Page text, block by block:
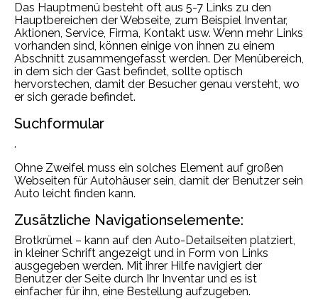
Das Hauptmenü besteht oft aus 5-7 Links zu den
Hauptbereichen der Webseite, zum Beispiel Inventar,
Aktionen, Service, Firma, Kontakt usw. Wenn mehr Links
vorhanden sind, können einige von ihnen zu einem
Abschnitt zusammengefasst werden. Der Menübereich,
in dem sich der Gast befindet, sollte optisch
hervorstechen, damit der Besucher genau versteht, wo
er sich gerade befindet.
Suchformular
.
Ohne Zweifel muss ein solches Element auf großen
Webseiten für Autohäuser sein, damit der Benutzer sein
Auto leicht finden kann.
Zusätzliche Navigationselemente:
Brotkrümel – kann auf den Auto-Detailseiten platziert,
in kleiner Schrift angezeigt und in Form von Links
ausgegeben werden. Mit ihrer Hilfe navigiert der
Benutzer der Seite durch Ihr Inventar und es ist
einfacher für ihn, eine Bestellung aufzugeben.